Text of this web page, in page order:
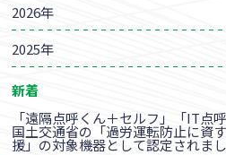
2026年
2025年
新着
「遠隔点呼くん＋セルフ」「IT点
国土交通省の「過労運転防止に資
援」の対象機器として認定されま